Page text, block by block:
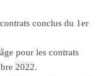
conclus du 1er
pour les contrats
2022.